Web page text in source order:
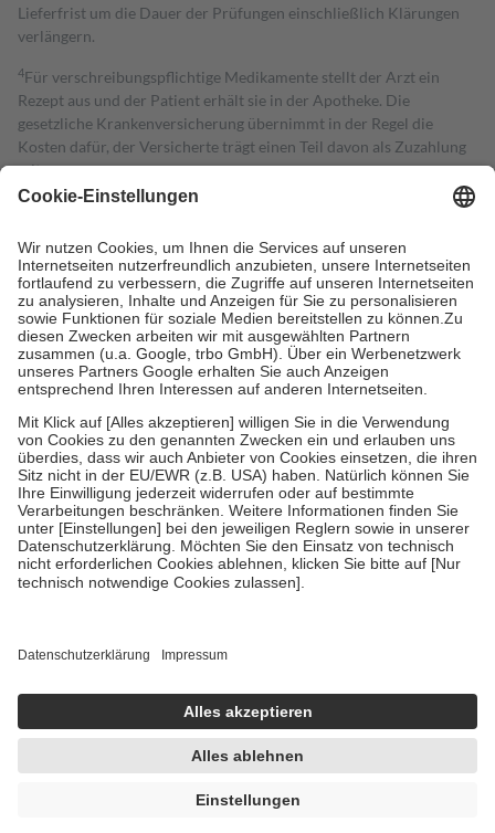
Lieferfrist um die Dauer der Prüfungen einschließlich Klärungen
verlängern.
4Für verschreibungspflichtige Medikamente stellt der Arzt ein
Rezept aus und der Patient erhält sie in der Apotheke. Die
gesetzliche Krankenversicherung übernimmt in der Regel die
Kosten dafür, der Versicherte trägt einen Teil davon als Zuzahlung
mit.
Grundsätzlich leisten Mitglieder Zuzahlungen in Höhe von zehn
höchstens zehn Euro.
Es sind jedoch nie mehr als die tatsächlichen
Kosten der Leistung zu entrichten.
Diese Regeln gelten grundsätzlich auch für Online-Apotheken.
Bei Heilmitteln und häuslicher Krankenpflege beträgt die
Zuzahlung zehn Prozent der Kosten sowie zehn Euro je
Verordnung.
Um das Engagement der Versicherten für ihre eigene Gesundheit zu
stärken und die besondere Stellung der Familie zu unterstützen,
fallenkeine Zuzahlungenan bei:
• Kindern und Jugendlichen bis zum vollendeten 18. Lebensjahr
mit Ausnahme der Fahrkosten
• Untersuchungen zur Vorsorge und Früherkennung, die von der
GKV getragen werden
• empfohlenen Schutzimpfungen
• Harn- und Blutteststreifen
getroffen, um sicherzustellen, dass es sich um echte Bewertungen
https://help.etrusted.com/hc/de/articles/4419944605341
Einige Bilder und Inhalte wurden unter Zuhilfenahme künstlicher